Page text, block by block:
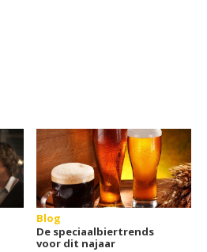
Blog
De speciaalbiertrends
voor dit najaar